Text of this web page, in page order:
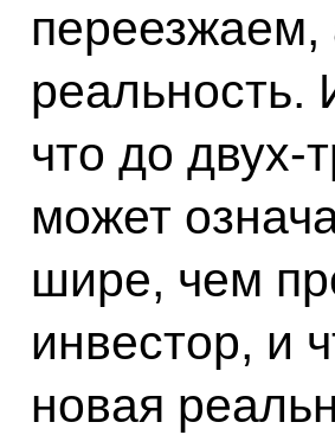
реальность.
что до двух-
может
шире, чем
инвестор, и
новая